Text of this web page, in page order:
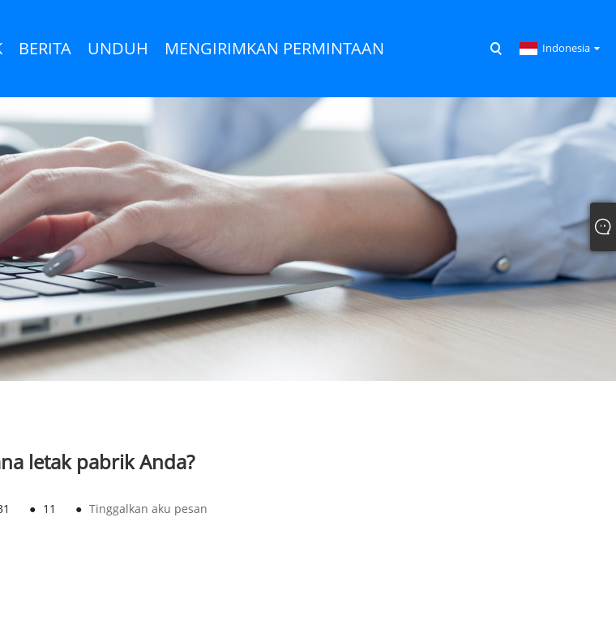
BERITA UNDUH MENGIRIMKAN PERMINTAAN Indonesia
letak pabrik Anda?
● 11 ● Tinggalkan aku pesan